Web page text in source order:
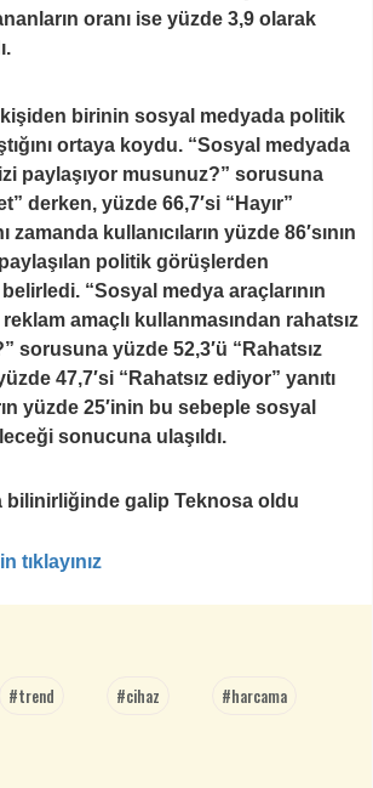
oranı ise yüzde 3,9 olarak
birinin sosyal medyada politik
ortaya koydu. “Sosyal medyada
paylaşıyor musunuz?” sorusuna
derken, yüzde 66,7′si “Hayır”
zamanda kullanıcıların yüzde 86′sının
politik görüşlerden
“Sosyal medya araçlarının
amaçlı kullanmasından rahatsız
sorusuna yüzde 52,3′ü “Rahatsız
47,7′si “Rahatsız ediyor” yanıtı
yüzde 25′inin bu sebeple sosyal
sonucuna ulaşıldı.
bilinirliğinde galip Teknosa oldu
tıklayınız
#trend #cihaz #harcama